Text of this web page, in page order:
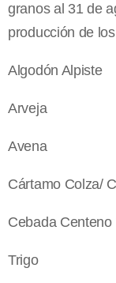
granos al 31 de
producción de
Algodón Alpiste
Arveja
Avena
Cártamo Colza/
Cebada
Trigo